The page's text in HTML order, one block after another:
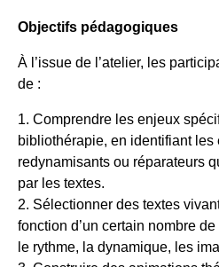
Objectifs pédagogiques
À l’issue de l’atelier, les
de :
1. Comprendre les enjeux
bibliothérapie, en identifiant les
redynamisants ou réparateurs
par les textes.
2. Sélectionner des textes
fonction d’un certain nombre
le rythme, la dynamique, les